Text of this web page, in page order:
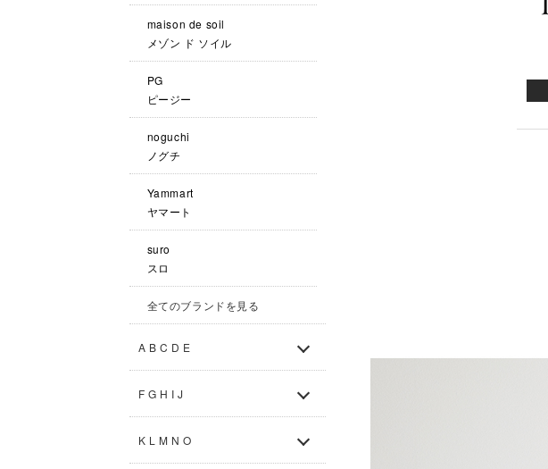
maison de soil
メゾン ド ソイル
PG
ピージー
noguchi
ノグチ
Yammart
ヤマート
suro
スロ
全てのブランドを見る
A B C D E
F G H I J
K L M N O